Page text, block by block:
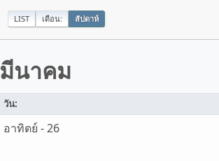
LIST เดือน: สัปดาห์
มีนาคม
วัน:
อาทิตย์ - 26